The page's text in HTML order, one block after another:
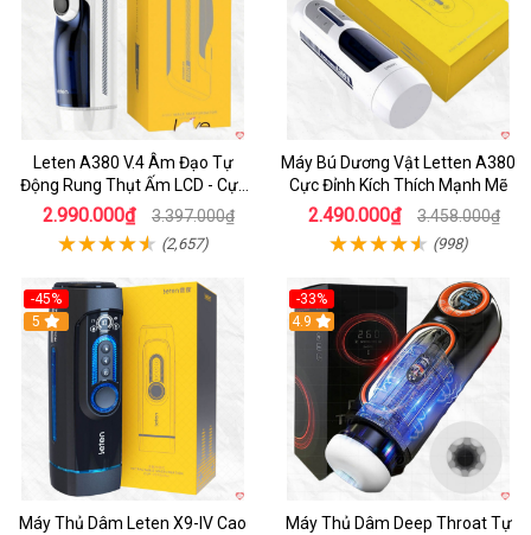
Leten A380 V.4 Âm Đạo Tự
Động Rung Thụt Ấm LCD - Cực
Phê
2.990.000₫ 3.397.000₫
(2,657)
Máy Bú Dương Vật Letten A380
Cực Đỉnh Kích Thích Mạnh Mẽ
2.490.000₫ 3.458.000₫
(998)
-45%
Hot
5
Máy Thủ Dâm Leten X9-IV Cao
-33%
Hot
4.9
Máy Thủ Dâm Deep Throat Tự